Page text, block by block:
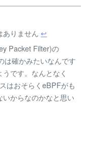
ありません↩
Packet Filter)の
は確かみたいなんです
です。なんとなく
はおそらくeBPFがも
からなのかなと思い